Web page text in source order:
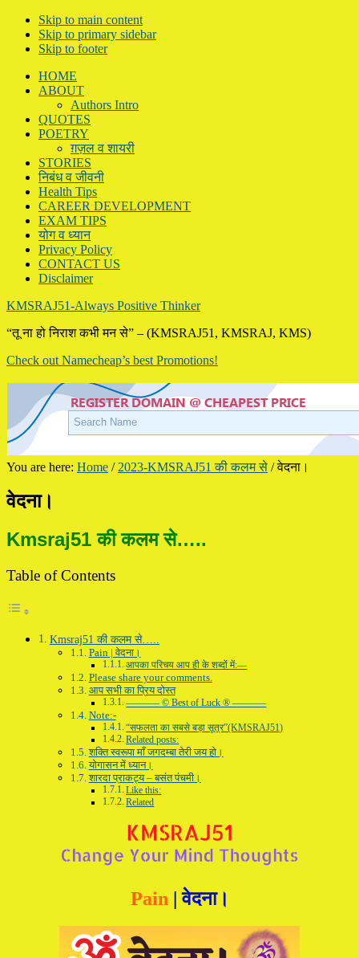
Skip to main content
Skip to primary sidebar
Skip to footer
HOME
ABOUT
Authors Intro
QUOTES
POETRY
ग़ज़ल व शायरी
STORIES
निबंध व जीवनी
Health Tips
CAREER DEVELOPMENT
EXAM TIPS
योग व ध्यान
Privacy Policy
CONTACT US
Disclaimer
KMSRAJ51-Always Positive Thinker
“तू ना हो निराश कभी मन से” – (KMSRAJ51, KMSRAJ, KMS)
Check out Namecheap’s best Promotions!
You are here: Home / 2023-KMSRAJ51 की कलम से /वेदना।
वेदना।
Kmsraj51 की कलम से…..
Table of Contents
Kmsraj51 की कलम से…..
Pain | वेदना।
आपका परिचय आप ही के शब्दों में:—
Please share your comments.
आप सभी का प्रिय दोस्त
———– © Best of Luck ® ———–
Note:-
“सफलता का सबसे बड़ा सूत्र”(KMSRAJ51)
Related posts:
शक्ति स्वरूपा माँ जगदम्बा तेरी जय हो।
योगासन में ध्यान।
शारदा प्राकट्य – बसंत पंचमी।
Like this:
Related
Pain |वेदना।